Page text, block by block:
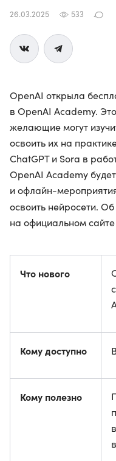
26.03.2025 533
OpenAI открыла
в OpenAI Academy.
желающие могут
освоить их на
ChatGPT и Sora в
OpenAI Academy
и офлайн-
освоить нейросети.
на официальном
Что нового
Кому доступно
Кому полезно